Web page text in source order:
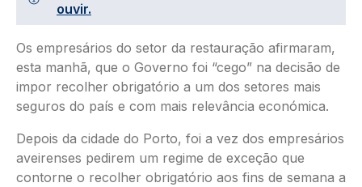
ouvir.
Os empresários do setor da restauração afirmaram,
esta manhã, que o Governo foi “cego” na decisão de
impor recolher obrigatório a um dos setores mais
seguros do país e com mais relevância económica.
Depois da cidade do Porto, foi a vez dos empresários
aveirenses pedirem um regime de exceção que
contorne o recolher obrigatório aos fins de semana a